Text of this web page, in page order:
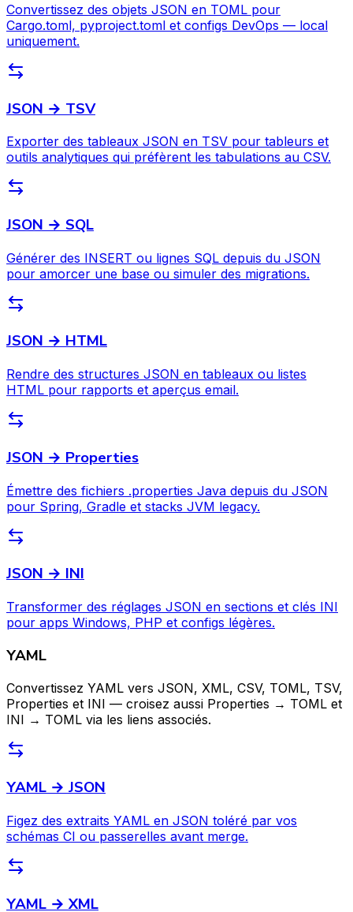
Convertissez des objets JSON en TOML pour
Cargo.toml, pyproject.toml et configs DevOps — local
uniquement.
JSON → TSV
Exporter des tableaux JSON en TSV pour tableurs et
outils analytiques qui préfèrent les tabulations au CSV.
JSON → SQL
Générer des INSERT ou lignes SQL depuis du JSON
pour amorcer une base ou simuler des migrations.
JSON → HTML
Rendre des structures JSON en tableaux ou listes
HTML pour rapports et aperçus email.
JSON → Properties
Émettre des fichiers .properties Java depuis du JSON
pour Spring, Gradle et stacks JVM legacy.
JSON → INI
Transformer des réglages JSON en sections et clés INI
pour apps Windows, PHP et configs légères.
YAML
Convertissez YAML vers JSON, XML, CSV, TOML, TSV,
Properties et INI — croisez aussi Properties → TOML et
INI → TOML via les liens associés.
YAML → JSON
Figez des extraits YAML en JSON toléré par vos
schémas CI ou passerelles avant merge.
YAML → XML